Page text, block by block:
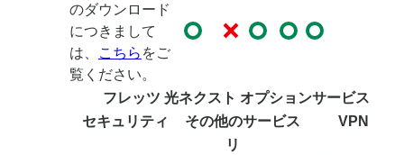
のダウンロード
につきまして
は、
こちら をご
覧ください。
フレッツ 光ネクスト オプションサービス
セキュリティ
その他のサービス VPN
リ